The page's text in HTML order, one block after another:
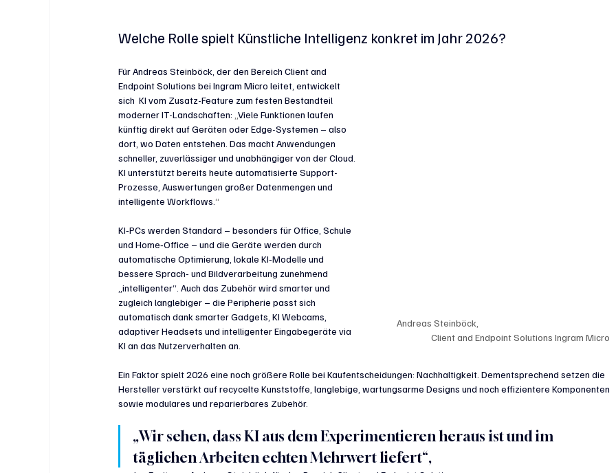
Welche Rolle spielt Künstliche Intelligenz konkret im Jahr 2026?
Andreas Steinböck,
	Client and Endpoint Solutions Ingram Micro
Für Andreas Steinböck, der den Bereich Client and
Endpoint Solutions bei Ingram Micro leitet, entwickelt
sich  KI vom Zusatz-Feature zum festen Bestandteil
moderner IT-Landschaften: „Viele Funktionen laufen
künftig direkt auf Geräten oder Edge-Systemen – also
dort, wo Daten entstehen. Das macht Anwendungen
schneller, zuverlässiger und unabhängiger von der Cloud.
KI unterstützt bereits heute automatisierte Support-
Prozesse, Auswertungen großer Datenmengen und
intelligente Workflows. “
KI‑PCs werden Standard – besonders für Office, Schule
und Home‑Office – und die Geräte werden durch
automatische Optimierung, lokale KI‑Modelle und
bessere Sprach‑ und Bildverarbeitung zunehmend
„intelligenter“. Auch das Zubehör wird smarter und
zugleich langlebiger – die Peripherie passt sich
automatisch dank smarter Gadgets, KI Webcams,
adaptiver Headsets und intelligenter Eingabegeräte via
KI an das Nutzerverhalten an.
Ein Faktor spielt 2026 eine noch größere Rolle bei Kaufentscheidungen: Nachhaltigkeit. Dementsprechend setzen die
Hersteller verstärkt auf recycelte Kunststoffe, langlebige, wartungsarme Designs und noch effizientere Komponenten
sowie modulares und reparierbares Zubehör.
„Wir sehen, dass KI aus dem Experimentieren heraus ist und im
täglichen Arbeiten echten Mehrwert liefert“,